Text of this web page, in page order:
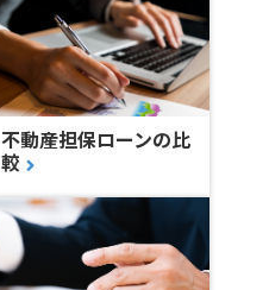
不動産担保ローンの比
較